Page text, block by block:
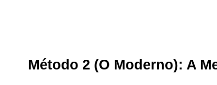
Método 2 (O Moderno): A